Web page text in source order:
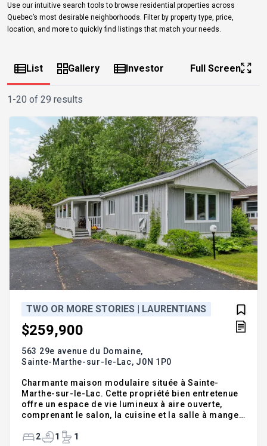
Use our intuitive search tools to browse residential properties across
Quebec’s most desirable neighborhoods. Filter by property type, price,
location, and more to quickly find listings that match your needs.
List Gallery Investor Full Screen
1-20 of 29 results
TWO OR MORE STORIES | LAURENTIANS
$259,900
563 29e avenue du Domaine,
Sainte-Marthe-sur-le-Lac, J0N 1P0
Charmante maison modulaire située à Sainte-
Marthe-sur-le-Lac. Cette propriété bien entretenue
offre un espace de vie lumineux à aire ouverte,
comprenant le salon, la cuisine et la salle à manger.
salle de bain complète et un beau balcon arrière
2 1 1